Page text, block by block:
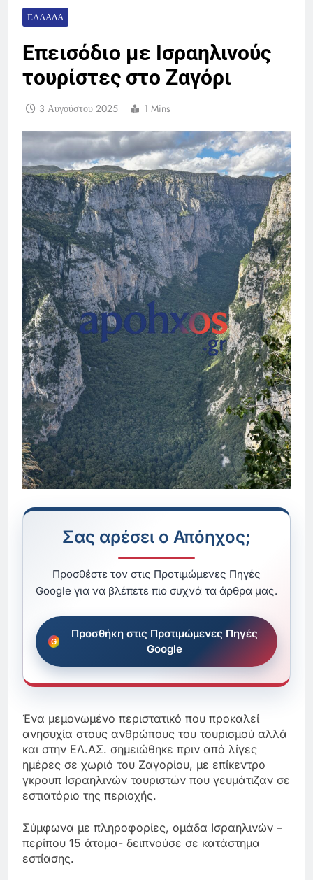
ΕΛΛΆΔΑ
Επεισόδιο με Ισραηλινούς
τουρίστες στο Ζαγόρι
3 Αυγούστου 2025 1 Mins
Σας αρέσει ο Απόηχος;
Προσθέστε τον στις Προτιμώμενες Πηγές
Google για να βλέπετε πιο συχνά τα άρθρα μας.
Προσθήκη στις Προτιμώμενες Πηγές
Google
Ένα μεμονωμένο περιστατικό που προκαλεί
ανησυχία στους ανθρώπους του τουρισμού αλλά
και στην ΕΛ.ΑΣ. σημειώθηκε πριν από λίγες
ημέρες σε χωριό του Ζαγορίου, με επίκεντρο
γκρουπ Ισραηλινών τουριστών που γευμάτιζαν σε
εστιατόριο της περιοχής.
Σύμφωνα με πληροφορίες, ομάδα Ισραηλινών –
περίπου 15 άτομα- δειπνούσε σε κατάστημα
εστίασης.